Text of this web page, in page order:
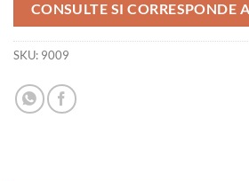
CONSULTE SI CORRESPONDE
SKU: 9009